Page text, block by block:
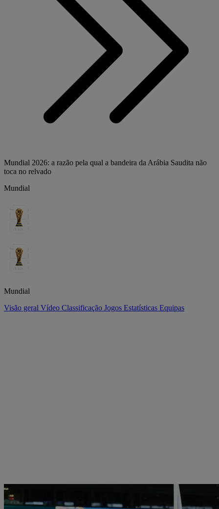
Mundial 2026: a razão pela qual a bandeira da Arábia Saudita não
toca no relvado
Mundial
Mundial
Visão geral Vídeo Classificação Jogos Estatísticas Equipas